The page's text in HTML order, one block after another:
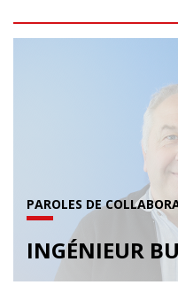
PAROLES DE
INGÉNIEUR